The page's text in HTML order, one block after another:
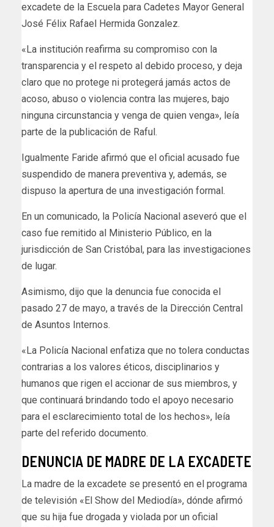
excadete de la Escuela para Cadetes Mayor General
José Félix Rafael Hermida Gonzalez.
«La institución reafirma su compromiso con la
transparencia y el respeto al debido proceso, y deja
claro que no protege ni protegerá jamás actos de
acoso, abuso o violencia contra las mujeres, bajo
ninguna circunstancia y venga de quien venga», leía
parte de la publicación de Raful.
Igualmente Faride afirmó que el oficial acusado fue
suspendido de manera preventiva y, además, se
dispuso la apertura de una investigación formal.
En un comunicado, la Policía Nacional aseveró que el
caso fue remitido al Ministerio Público, en la
jurisdicción de San Cristóbal, para las investigaciones
de lugar.
Asimismo, dijo que la denuncia fue conocida el
pasado 27 de mayo, a través de la Dirección Central
de Asuntos Internos.
«La Policía Nacional enfatiza que no tolera conductas
contrarias a los valores éticos, disciplinarios y
humanos que rigen el accionar de sus miembros, y
que continuará brindando todo el apoyo necesario
para el esclarecimiento total de los hechos», leía
parte del referido documento.
DENUNCIA DE MADRE DE LA EXCADETE
La madre de la excadete se presentó en el programa
de televisión «El Show del Mediodía», dónde afirmó
que su hija fue drogada y violada por un oficial